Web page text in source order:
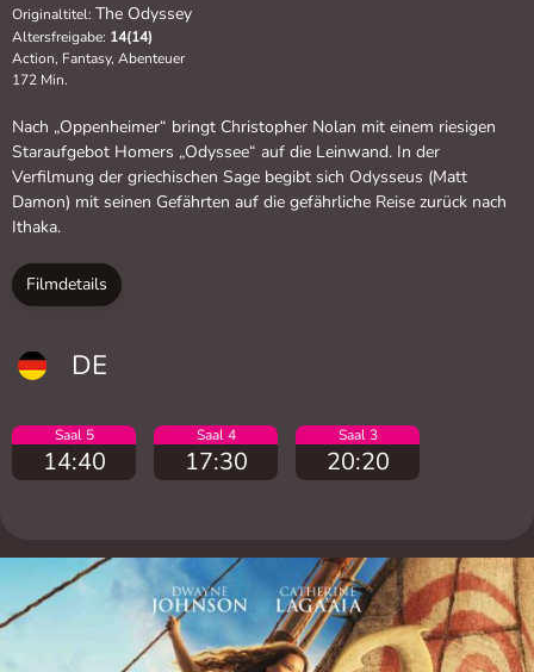
Originaltitel: The Odyssey
Altersfreigabe: 14(14)
Action, Fantasy, Abenteuer
172 Min.
Nach „Oppenheimer“ bringt Christopher Nolan mit einem riesigen
Staraufgebot Homers „Odyssee“ auf die Leinwand. In der
Verfilmung der griechischen Sage begibt sich Odysseus (Matt
Damon) mit seinen Gefährten auf die gefährliche Reise zurück nach
Ithaka.
Filmdetails
DE
Saal 5
14:40
Saal 4
17:30
Saal 3
20:20